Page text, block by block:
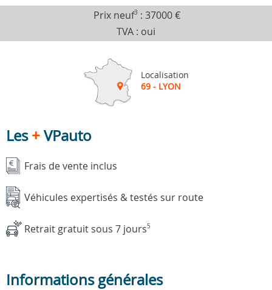
Prix neuf3 : 37000 €
TVA : oui
Localisation
69 - LYON
Les+VPauto
Frais de vente inclus
Véhicules expertisés & testés sur route
Retrait gratuit sous 7 jours5
Informations générales